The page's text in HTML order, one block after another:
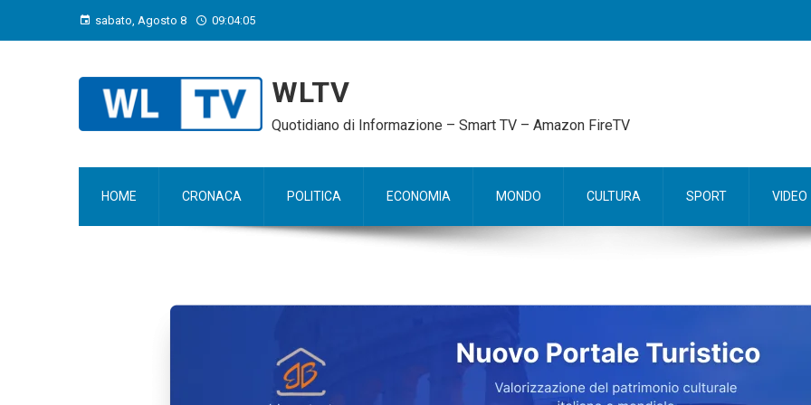
sabato, Agosto 8 09:04:06
WLTV
Quotidiano di Informazione – Smart TV – Amazon FireTV
HOME CRONACA POLITICA ECONOMIA MONDO CULTURA SPORT VIDEO